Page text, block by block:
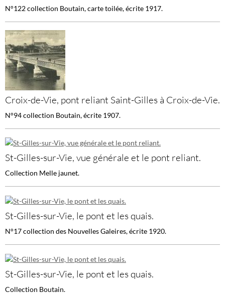
N°122 collection Boutain, carte toilée, écrite 1917.
Croix-de-Vie, pont reliant Saint-Gilles à Croix-de-Vie.
N°94 collection Boutain, écrite 1907.
St-Gilles-sur-Vie, vue générale et le pont reliant.
Collection Melle jaunet.
St-Gilles-sur-Vie, le pont et les quais.
N°17 collection des Nouvelles Galeires, écrite 1920.
St-Gilles-sur-Vie, le pont et les quais.
Collection Boutain.